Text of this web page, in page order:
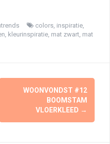
colors, inspiratie,
, kleurinspiratie, mat zwart, mat
WOONVONDST #12
BOOMSTAM
VLOERKLEED →